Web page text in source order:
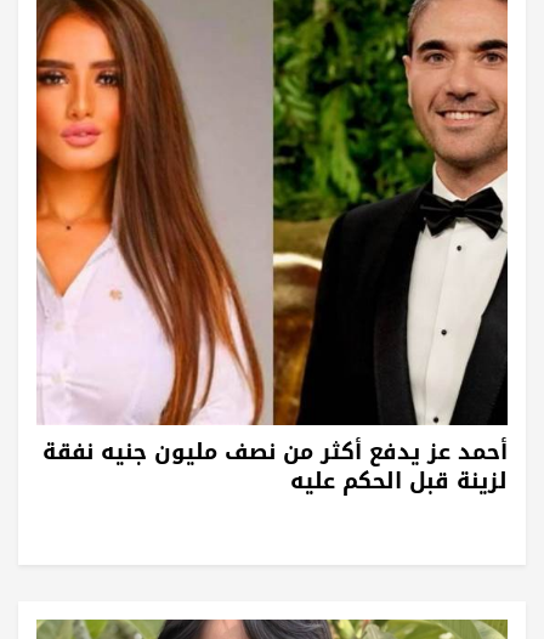
أحمد عز يدفع أكثر من نصف مليون جنيه نفقة
لزينة قبل الحكم عليه